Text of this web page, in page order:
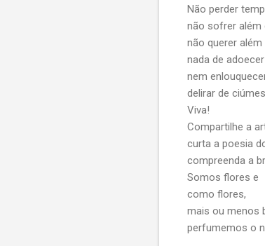
Não perder
não sofrer além
não querer além
nada de
nem
delirar de
Viva!
Compartilhe a
curta a poesia
compreenda a
Somos flores e
como flores,
mais ou menos
perfumemos o